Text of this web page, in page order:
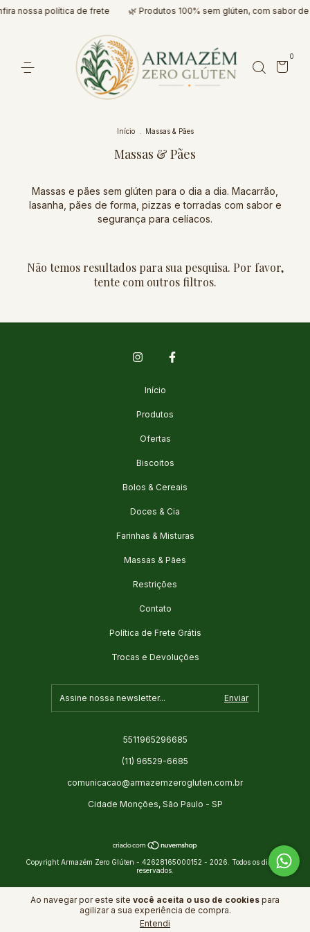
nossa política de frete 🌿 Produtos 100% sem glúten, com sabor
0
Ao navegar por este site você aceita o uso de cookies para
agilizar a sua experiência de compra.
Entendi
Início . Massas & Pães
Massas & Pães
Massas e pães sem glúten para o dia a dia. Macarrão,
lasanha, pães de forma, pizzas e torradas com sabor e
segurança para celíacos.
Não temos resultados para sua pesquisa. Por favor,
tente com outros filtros.
Início
Produtos
Ofertas
Biscoitos
Bolos & Cereais
Doces & Cia
Farinhas & Misturas
Massas & Pães
Restrições
Contato
Política de Frete Grátis
Trocas e Devoluções
5511965296685
(11) 96529-6685
comunicacao@armazemzerogluten.com.br
Cidade Monções, São Paulo - SP
Copyright Armazém Zero Glúten - 42628165000152 - 2026. Todos os direitos
reservados.